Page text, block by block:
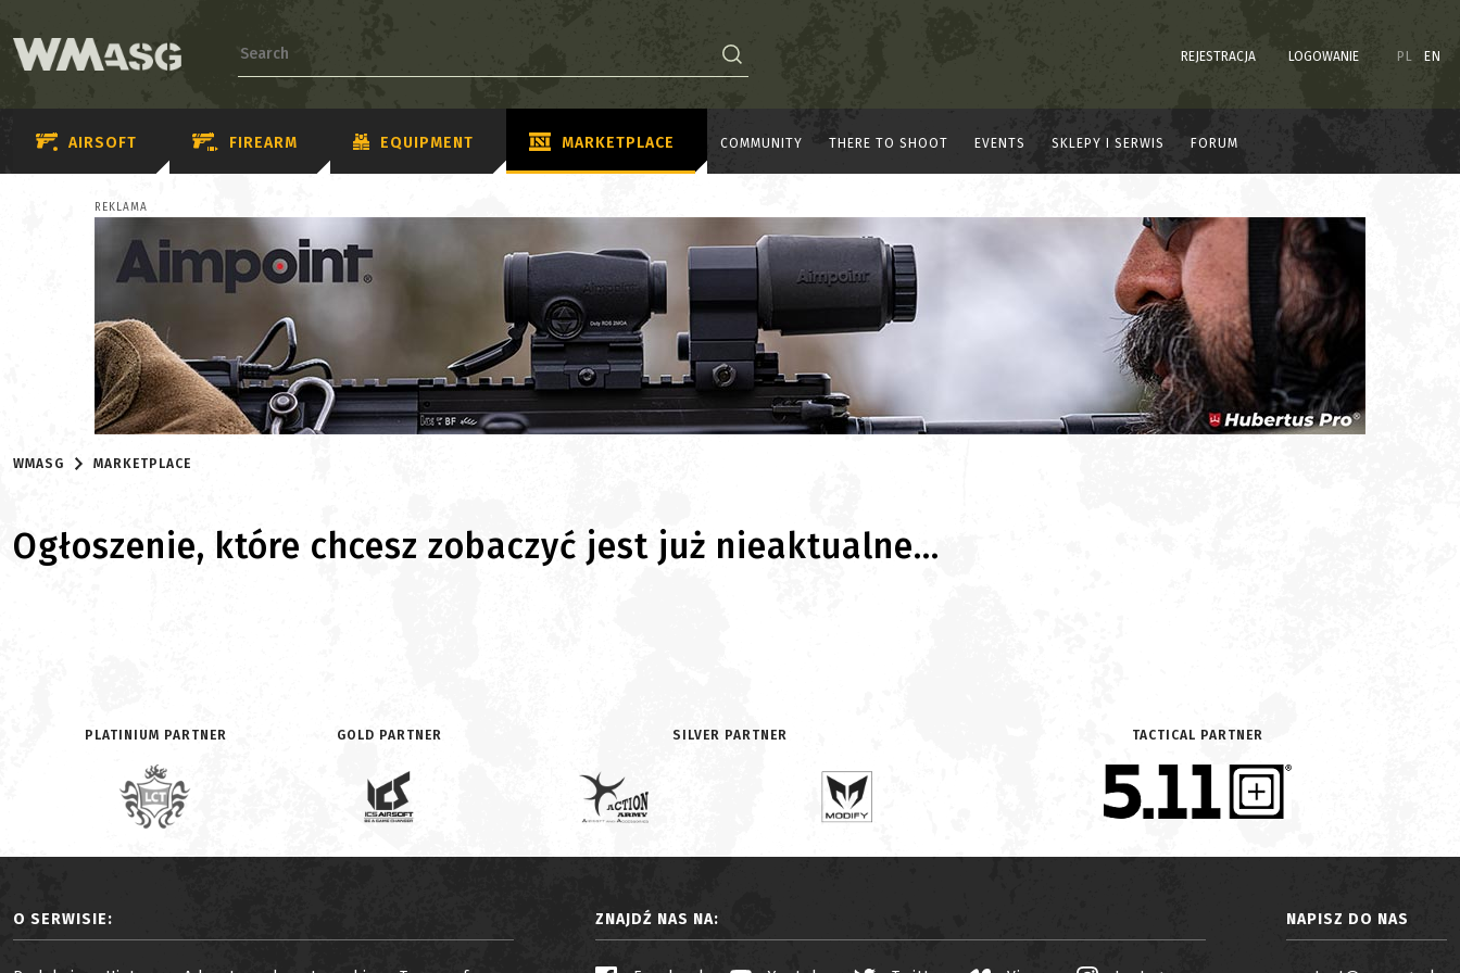
REJESTRACJA LOGOWANIE PL EN
AIRSOFT FIREARM EQUIPMENT MARKETPLACE COMMUNITY THERE TO SHOOT EVENTS SKLEPY I SERWIS FORUM
REKLAMA
WMASG MARKETPLACE
Ogłoszenie, które chcesz zobaczyć jest już nieaktualne...
PLATINIUM PARTNER GOLD PARTNER SILVER PARTNER TACTICAL PARTNER
O SERWISIE: ZNAJDŹ NAS NA: NAPISZ DO NAS